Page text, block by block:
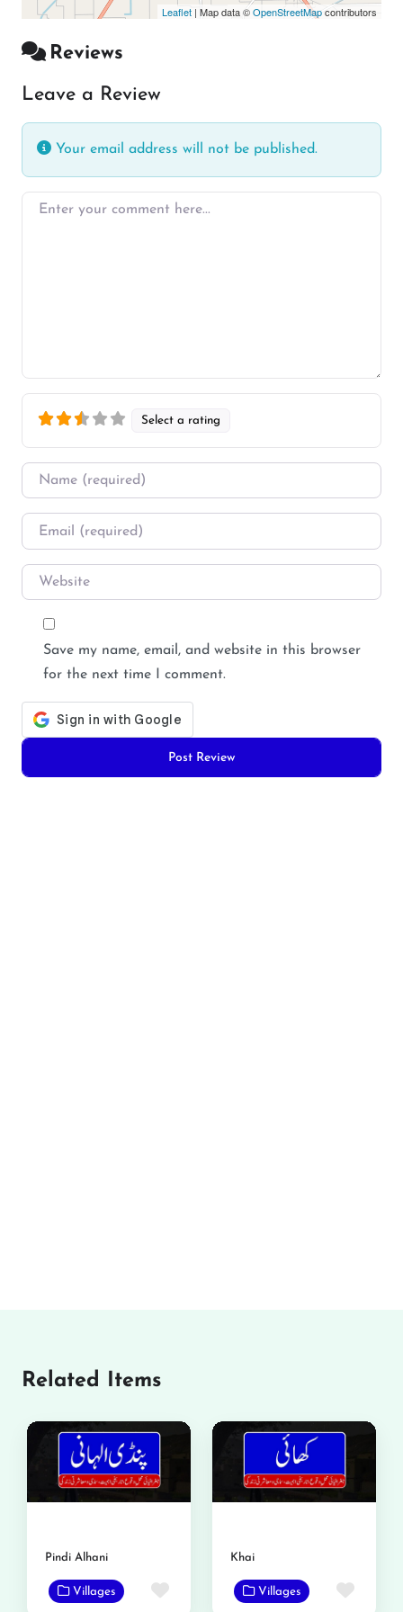
Leaflet | Map data ©OpenStreetMapcontributors
Reviews
Leave a Review
Your email address will not be published.
Enter your comment here…
Select a rating
Name
Email
Website
Save my name, email, and website in this browser
for the next time I comment.
Related Items
Pindi Alhani
Villages Favorite
Khai
Villages